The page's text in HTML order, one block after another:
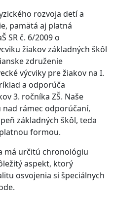
rozvoja detí a
pamätá aj platná
SR č. 6/2009 o
žiakov základných škôl
združenie
výcviky pre žiakov na I.
a odporúča
3. ročníka ZŠ. Naše
nad rámec odporúčaní,
základných škôl, teda
formou.
má určitú chronológiu
aspekt, ktorý
osvojenia si špeciálnych